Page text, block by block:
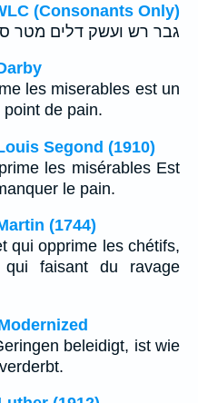
(Consonants Only)
גבר רש ועשק דלים מטר
les miserables est un
de pain.
Segond (1910)
les misérables Est
le pain.
(1744)
qui opprime les chétifs,
faisant du ravage
beleidigt, ist wie